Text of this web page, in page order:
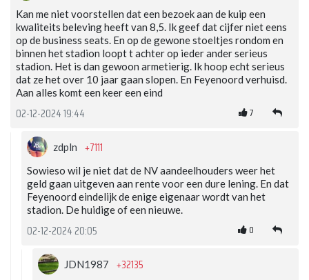
Kan me niet voorstellen dat een bezoek aan de kuip een
kwaliteits beleving heeft van 8,5. Ik geef dat cijfer niet eens
op de business seats. En op de gewone stoeltjes rondom en
binnen het stadion loopt t achter op ieder ander serieus
stadion. Het is dan gewoon armetierig. Ik hoop echt serieus
dat ze het over 10 jaar gaan slopen. En Feyenoord verhuisd.
Aan alles komt een keer een eind
02-12-2024 19:44 7
zdpln +7111
Sowieso wil je niet dat de NV aandeelhouders weer het
geld gaan uitgeven aan rente voor een dure lening. En dat
Feyenoord eindelijk de enige eigenaar wordt van het
stadion. De huidige of een nieuwe.
02-12-2024 20:05 0
JDN1987 +32135